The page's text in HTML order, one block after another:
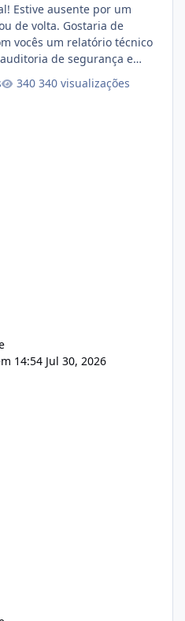
Estive ausente por um
de volta. Gostaria de
vocês um relatório técnico
de segurança e
ao VOXPANEL (versão
e comercialização
340 visualizações
14:54 Jul 30, 2026